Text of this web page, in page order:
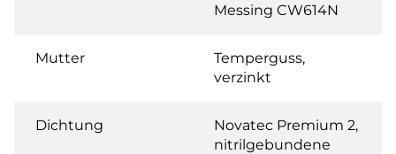
Messing CW614N
Mutter
Temperguss,
verzinkt
Dichtung
Novatec Premium 2,
nitrilgebundene